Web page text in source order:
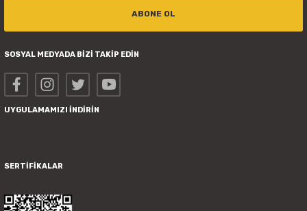
ABONE OL
SOSYAL MEDYADA BİZİ TAKİP EDİN
UYGULAMAMIZI İNDİRİN
SERTİFİKALAR